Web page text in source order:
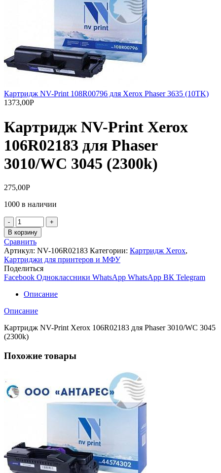
Картридж NV-Print 108R00796 для Xerox Phaser 3635 (10TK)
1373,00Р
Картридж NV-Print Xerox
106R02183 для Phaser
3010/WC 3045 (2300k)
275,00Р
1000 в наличии
Количество
товара
Картридж
NV-
Print
Xerox
106R02183
для
Phaser
3010/WC
3045
В корзину
Сравнить
Артикул: NV-106R02183 Категории: Картридж Xerox,
Картриджи для принтеров и МФУ
Поделиться
Facebook Одноклассники WhatsApp WhatsApp ВК Telegram
Описание
Описание
Картридж NV-Print Xerox 106R02183 для Phaser 3010/WC 3045
(2300k)
Похожие товары